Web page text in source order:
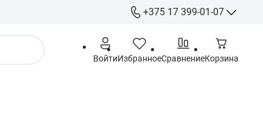
+375 17 399-01-07
+375 17 399-
+375 29 555-
ВойтиИзбранноеСравнениеКорзина